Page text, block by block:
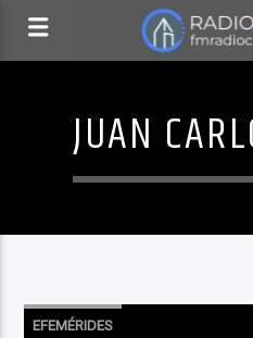
JUAN
EFEMÉRIDES